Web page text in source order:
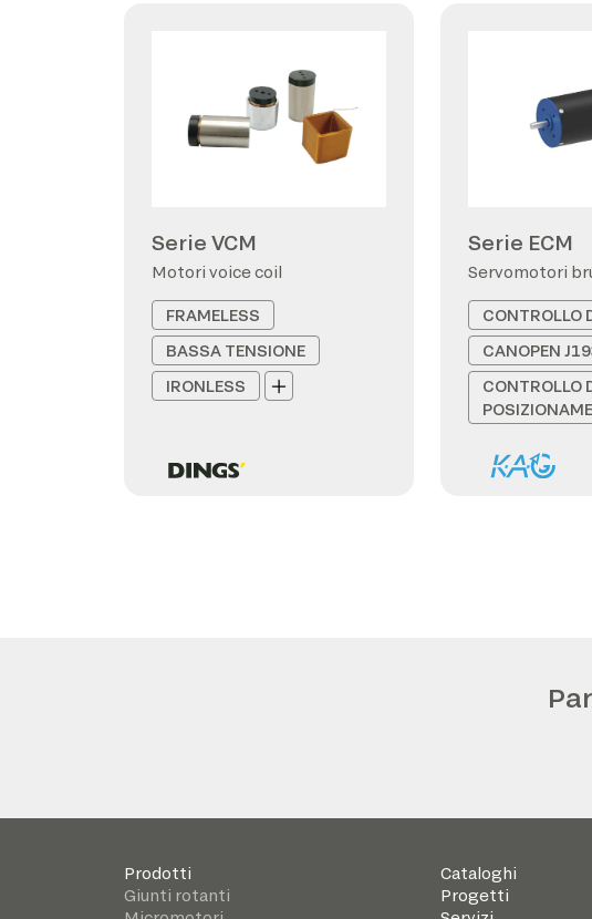
Serie VCM
Motori voice coil
FRAMELESS
BASSA TENSIONE
IRONLESS
Serie ECM
Servomotori
CONTROLLO
CANOPEN
CONTROLLO
Prodotti
Giunti rotanti
Cataloghi
Progetti